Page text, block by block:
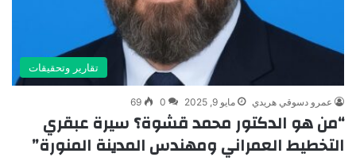
تقارير وتحقيقات
عمرو دسوقي هريدي مايو 9, 2025 0
69
“من هو الدكتور محمد قشوة؟ سيرة عبقري
التخطيط العمراني ومهندس المدينة المنورة”